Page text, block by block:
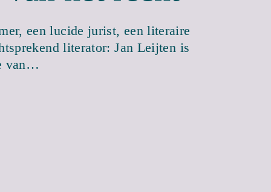
een lucide jurist, een literaire
literator: Jan Leijten is
van…